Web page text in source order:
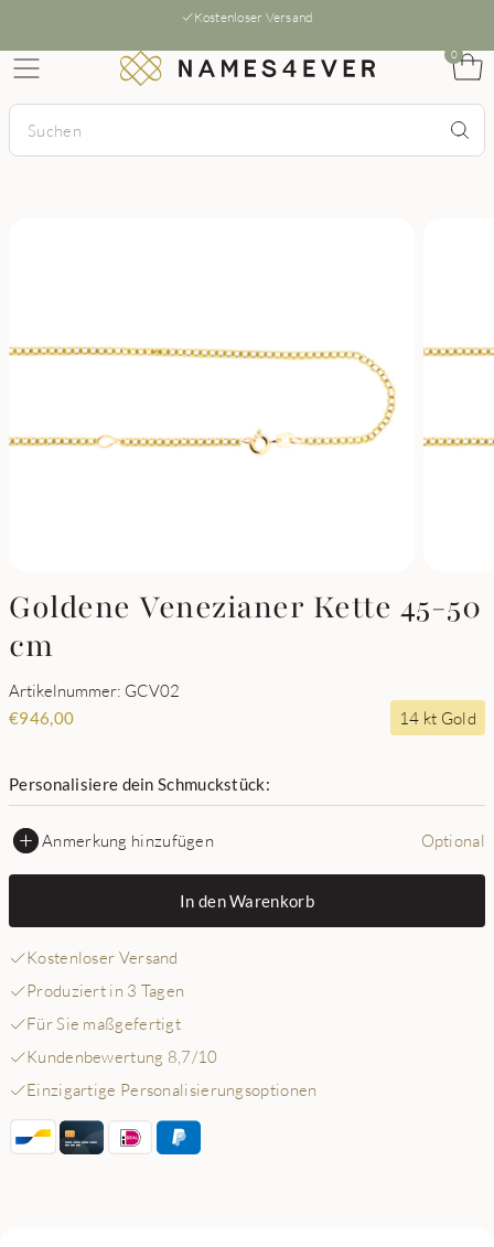
Kostenloser Versand
0
Goldene Venezianer Kette 45-50
cm
Artikelnummer: GCV02
€946,00 14 kt Gold
Personalisiere dein Schmuckstück:
Anmerkung hinzufügen Optional
In den Warenkorb
Kostenloser Versand
Produziert in 3 Tagen
Für Sie maßgefertigt
Kundenbewertung 8,7/10
Einzigartige Personalisierungsoptionen